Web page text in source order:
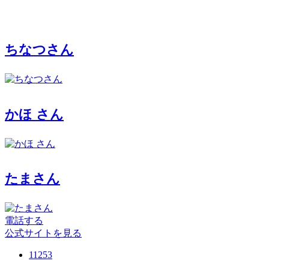
ちなつさん
かほ さん
たまさん
電話する
公式サイトを見る
11253